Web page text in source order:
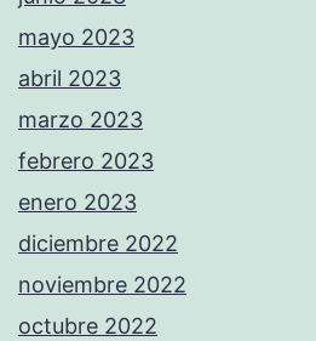
mayo 2023
abril 2023
marzo 2023
febrero 2023
enero 2023
diciembre 2022
noviembre 2022
octubre 2022